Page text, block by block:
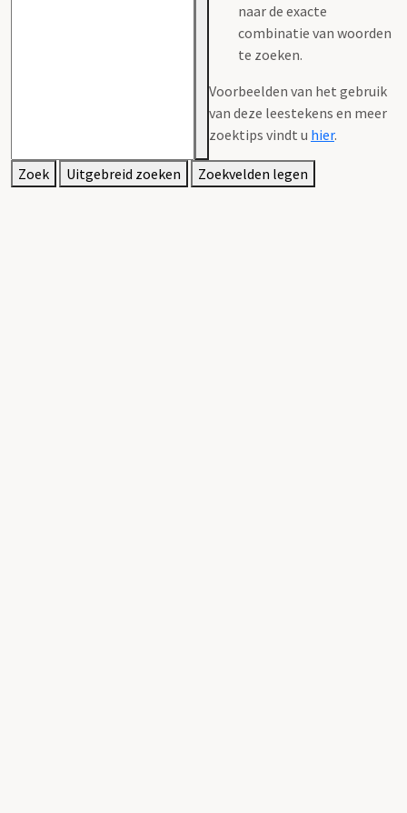
naar de exacte
combinatie van woorden
te zoeken.
Voorbeelden van het gebruik
van deze leestekens en meer
zoektips vindt u hier.
Zoek Uitgebreid zoeken Zoekvelden legen